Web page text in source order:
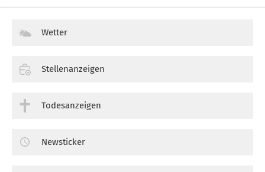
Wetter
Stellenanzeigen
Todesanzeigen
Newsticker